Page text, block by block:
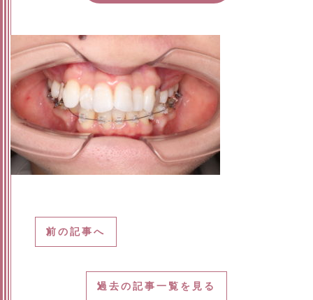
前の記事へ
過去の記事一覧を見る